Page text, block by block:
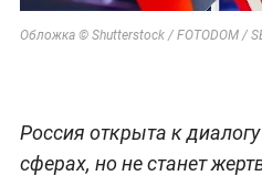
Обложка © Shutterstock / FOTODOM /
Россия открыта к
сферах, но не станет